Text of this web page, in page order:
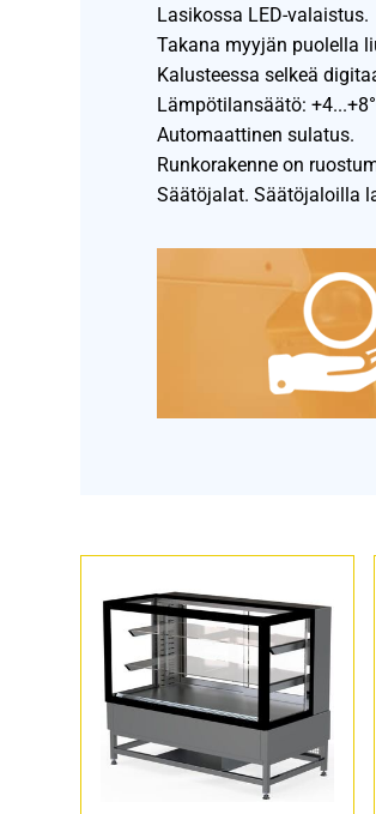
Lasikossa LED-valaistus.
Takana myyjän puolella
Kalusteessa selkeä
Lämpötilansäätö:
Automaattinen sulatus.
Runkorakenne on
Säätöjalat. Säätöjaloilla